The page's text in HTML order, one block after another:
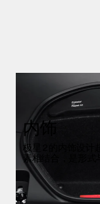
内饰
极星 2 的内饰设
素相结合，是形式